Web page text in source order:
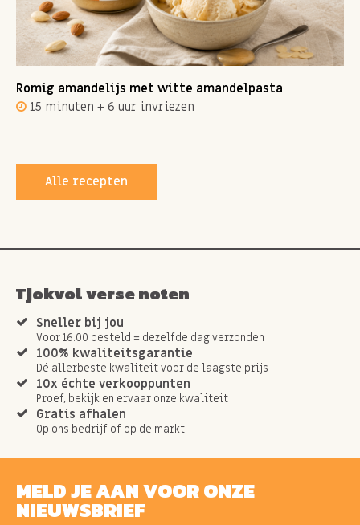
Romig amandelijs met witte amandelpasta
15 minuten + 6 uur invriezen
Alle recepten
Tjokvol verse noten
Sneller bij jou
Voor 16.00 besteld = dezelfde dag verzonden
100% kwaliteitsgarantie
Dé allerbeste kwaliteit voor de laagste prijs
10x échte verkooppunten
Proef, bekijk en ervaar onze kwaliteit
Gratis afhalen
Op ons bedrijf of op de markt
MELD JE AAN VOOR ONZE
NIEUWSBRIEF